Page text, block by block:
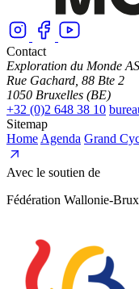
Contact
Exploration du Monde
Rue Gachard, 88 Bte 2
1050 Bruxelles (BE)
+32 (0)2 648 38 10
Sitemap
Home Agenda Grand
Avec le soutien de
Fédération Wallonie-